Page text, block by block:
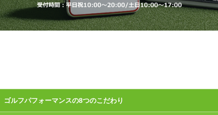
店舗一覧
東京
ゴルフパフォーマンスの8つのこだわり